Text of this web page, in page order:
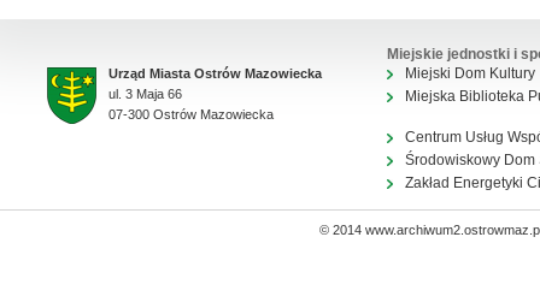
Urząd Miasta Ostrów Mazowiecka
ul. 3 Maja 66
07-300 Ostrów Mazowiecka
Miejskie jednostki i
Miejski Dom Kultury
Miejska Biblioteka
Centrum Usług
Środowiskowy Dom
Zakład Energetyki
© 2014